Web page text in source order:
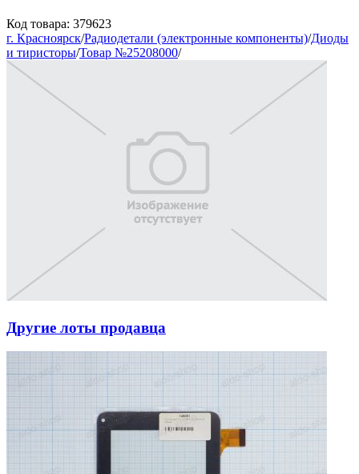
Код товара: 379623
г. Красноярск/Радиодетали (электронные компоненты)/Диоды
и тиристоры/Товар №25208000/
Другие лоты продавца